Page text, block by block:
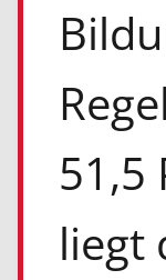
51,5
liegt